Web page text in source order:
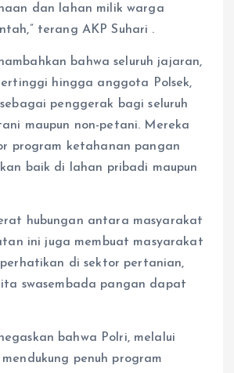
dan lahan milik warga
terang AKP Suhari .
bahwa seluruh jajaran,
hingga anggota Polsek,
penggerak bagi seluruh
maupun non-petani. Mereka
program ketahanan pangan
baik di lahan pribadi maupun
hubungan antara masyarakat
ini juga membuat masyarakat
di sektor pertanian,
swasembada pangan dapat
bahwa Polri, melalui
mendukung penuh program